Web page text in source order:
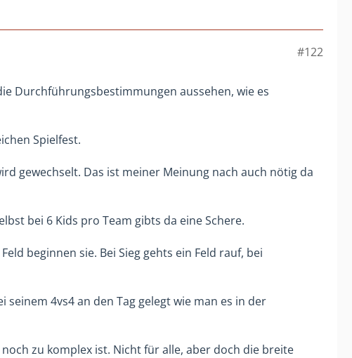
#122
Durchführungsbestimmungen aussehen, wie es
Spielfest.
gewechselt. Das ist meiner Meinung nach auch nötig da
bei 6 Kids pro Team gibts da eine Schere.
beginnen sie. Bei Sieg gehts ein Feld rauf, bei
4vs4 an den Tag gelegt wie man es in der
zu komplex ist. Nicht für alle, aber doch die breite